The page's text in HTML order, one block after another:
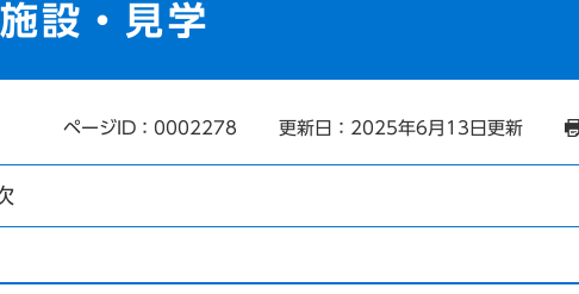
設・見学
ページID：0002278 更新日：2025年6月13日更新